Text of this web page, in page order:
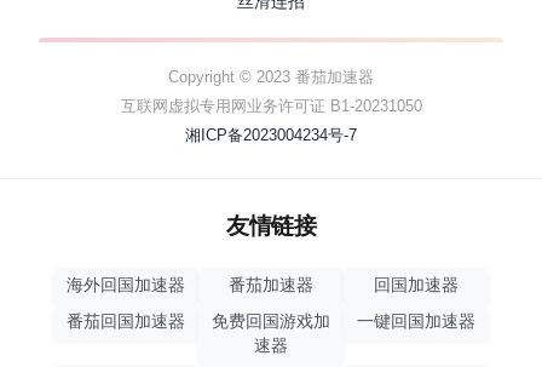
Copyright © 2023 番茄加速器
互联网虚拟专用网业务许可证 B1-20231050
湘ICP备2023004234号-7
友情链接
海外回国加速器 番茄加速器
回国加速器
番茄回国加速器
免费回国游戏加
速器
一键回国加速器